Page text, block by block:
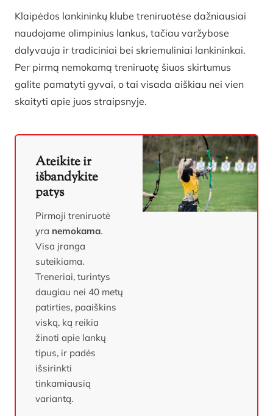
Klaipėdos lankininkų klube treniruotėse dažniausiai
naudojame olimpinius lankus, tačiau varžybose
dalyvauja ir tradiciniai bei skriemuliniai lankininkai.
Per pirmą nemokamą treniruotę šiuos skirtumus
galite pamatyti gyvai, o tai visada aiškiau nei vien
skaityti apie juos straipsnyje.
Ateikite ir
išbandykite
patys
Pirmoji treniruotė
yra nemokama.
Visa įranga
suteikiama.
Treneriai, turintys
daugiau nei 40 metų
patirties, paaiškins
viską, ką reikia
žinoti apie lankų
tipus, ir padės
išsirinkti
tinkamiausią
variantą.